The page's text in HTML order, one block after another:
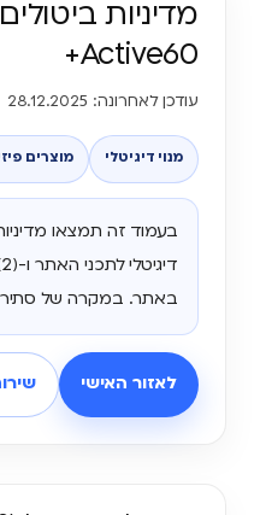
מדיניות
Active60+
עודכן לאחרונה: 28.12.2025
מנוי דיגיטלי מוצרים
באתר. במקרה של סתירה
לאזור האישי